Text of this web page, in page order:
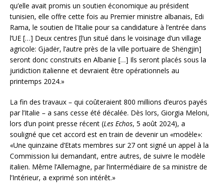
qu’elle avait promis un soutien économique au président
tunisien, elle offre cette fois au Premier ministre albanais, Edi
Rama, le soutien de l’Italie pour sa candidature à l’entrée dans
l’UE […] Deux centres [l’un situé dans le voisinage d’un village
agricole: Gjadër, l’autre près de la ville portuaire de Shëngjin]
seront donc construits en Albanie […] Ils seront placés sous la
juridiction italienne et devraient être opérationnels au
printemps 2024.»
La fin des travaux – qui coûteraient 800 millions d’euros payés
par l’Italie – a sans cesse été décalée. Dès lors, Giorgia Meloni,
lors d’un point presse récent (Les Echos, 5 août 2024), a
souligné que cet accord est en train de devenir un «modèle»:
«Une quinzaine d’Etats membres sur 27 ont signé un appel à la
Commission lui demandant, entre autres, de suivre le modèle
italien. Même l’Allemagne, par l’intermédiaire de sa ministre de
l’Intérieur, a exprimé son intérêt.»